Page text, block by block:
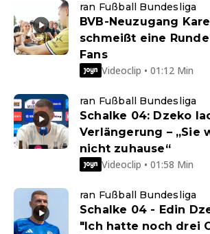
ran Fußball Bundesliga
BVB-Neuzugang
schmeißt eine
Fans
Videoclip • 01:12 Min
ran Fußball Bundesliga
Schalke 04: Dzeko
Verlängerung – „Sie
nicht zuhause“
Videoclip • 01:58 Min
ran Fußball Bundesliga
Schalke 04 - Edin
"Ich hatte noch drei